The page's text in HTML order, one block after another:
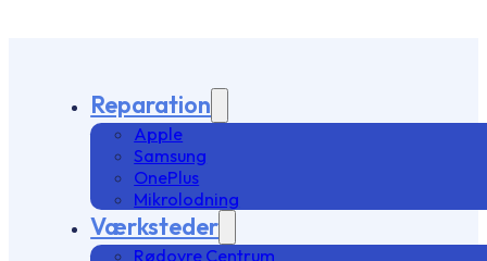
Reparation
Apple
Samsung
OnePlus
Mikrolodning
Værksteder
Rødovre Centrum